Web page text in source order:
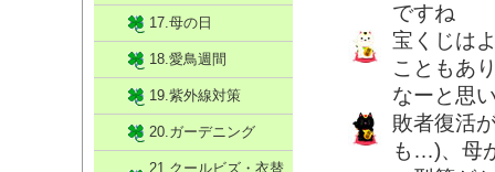
ですね
宝くじは
こともあ
なーと思
敗者復活
も…)、母
17.母の日
18.愛鳥週間
19.紫外線対策
20.ガーデニング
21.クールビズ・衣替